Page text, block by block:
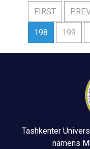
FIRST
198 199
Tashkenter
namens